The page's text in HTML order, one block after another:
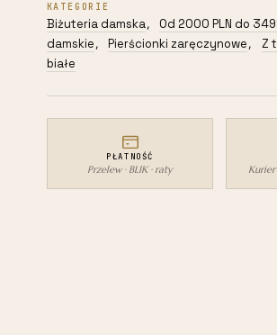
z
topazem
i
brylantami
2,41ct
dbj-
KATEGORIE
Biżuteria damska,Od 2000 PLN do
damskie , Pierścionki zaręczynowe , Z
białe
PŁATNOŚĆ
Przelew · BLIK · raty